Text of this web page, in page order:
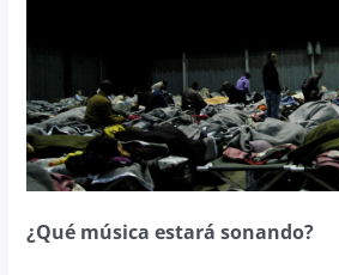
¿Qué música estará sonando?